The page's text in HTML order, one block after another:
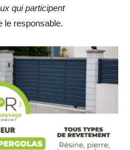
qui participent
le responsable.